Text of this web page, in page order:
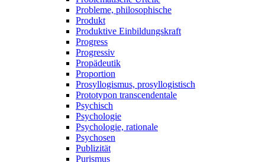
Probleme, philosophische
Produkt
Produktive Einbildungskraft
Progress
Progressiv
Propädeutik
Proportion
Prosyllogismus, prosyllogistisch
Prototypon transcendentale
Psychisch
Psychologie
Psychologie, rationale
Psychosen
Publizität
Purismus